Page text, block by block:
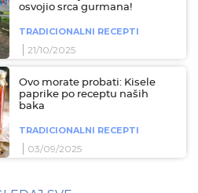
osvojio srca gurmana!
TRADICIONALNI RECEPTI
21/10/2025
Ovo morate probati: Kisele
paprike po receptu naših
baka
TRADICIONALNI RECEPTI
03/09/2025